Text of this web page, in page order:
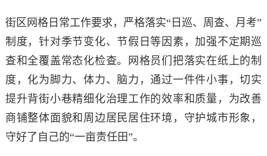
街区网格日常工作要求，严格落实“日巡、周查、月考”
制度，针对季节变化、节假日等因素，加强不定期巡
查和全覆盖常态化检查。网格员们把落实在纸上的制
度，化为脚力、体力、脑力，通过一件件小事，切实
提升背街小巷精细化治理工作的效率和质量，为改善
商铺整体面貌和周边居民居住环境，守护城市形象，
守好了自己的“一亩责任田”。